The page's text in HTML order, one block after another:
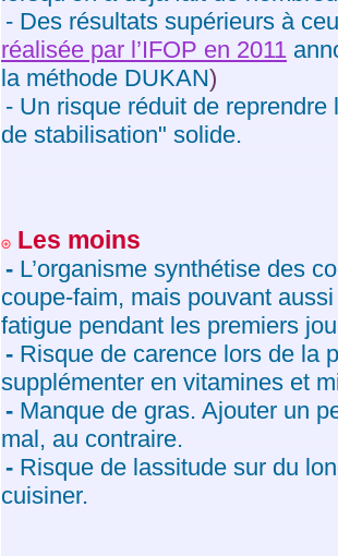
- Des résultats supérieurs à
réalisée par l’IFOP en 2011
la méthode DUKAN)
- Un risque réduit de
de stabilisation" solide.
Les moins
- L’organisme synthétise des
coupe-faim, mais pouvant
fatigue pendant les premiers
- Risque de carence lors de la
supplémenter en vitamines et
- Manque de gras. Ajouter un
mal, au contraire.
- Risque de lassitude sur du
cuisiner.